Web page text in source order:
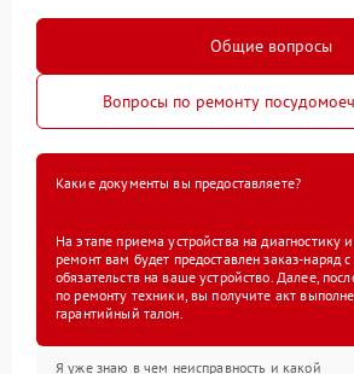
Общие вопросы
Вопросы по ремонту
Какие документы вы предоставляете?
На этапе приема устройства на диагностику
ремонт вам будет предоставлен заказ-наряд
обязательств на ваше устройство. Далее,
по ремонту техники, вы получите акт
гарантийный талон.
Я уже знаю в чем неисправность и какой